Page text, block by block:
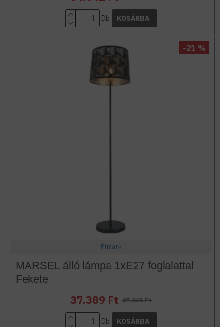
Db KOSÁRBA
-21 %
Elmark
MARSEL álló lámpa 1xE27 foglalattal
Fekete
37.389 Ft 47.031 Ft
Db KOSÁRBA